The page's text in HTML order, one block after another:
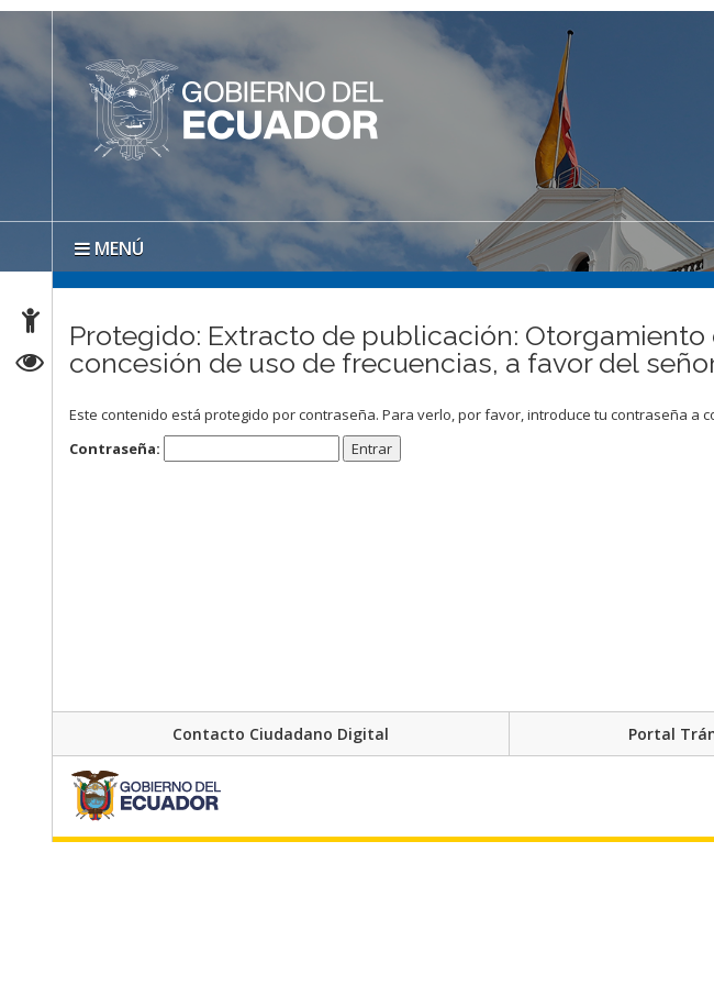
MENÚ
Protegido: Extracto de publicación:
concesión de uso de frecuencias, a favor del
Este contenido está protegido por contraseña. Para verlo, por favor, introduce tu contraseña a
Contraseña:
Contacto Ciudadano Digital Portal